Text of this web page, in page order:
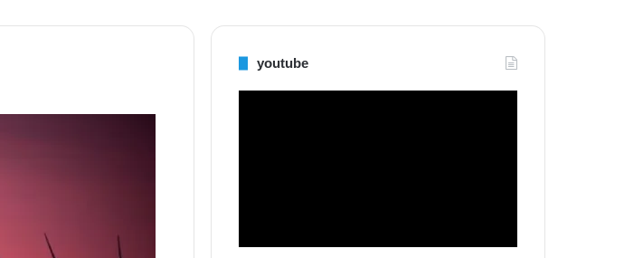
youtube